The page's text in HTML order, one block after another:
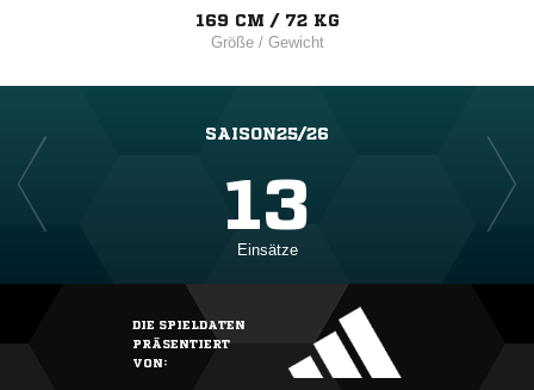
169 CM / 72 KG
Größe / Gewicht
SAISON25/26
13
Einsätze
DIE SPIELDATEN
PRÄSENTIERT
VON: